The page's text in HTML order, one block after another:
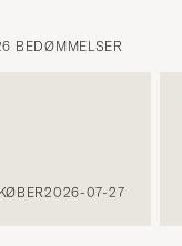
BEDØMMELSER
2026-07-27